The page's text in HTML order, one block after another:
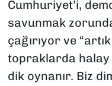
Cumhuriyet’i,
savunmak
çağırıyor ve
topraklarda halay
dik oynanır. Biz